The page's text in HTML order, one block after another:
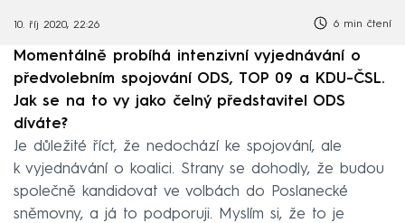
10. říj 2020, 22:26 6 min čtení
Momentálně probíhá intenzivní vyjednávání o
předvolebním spojování ODS, TOP 09 a KDU-ČSL.
Jak se na to vy jako čelný představitel ODS
díváte?
Je důležité říct, že nedochází ke spojování, ale
k vyjednávání o koalici. Strany se dohodly, že budou
společně kandidovat ve volbách do Poslanecké
sněmovny, a já to podporuji. Myslím si, že to je